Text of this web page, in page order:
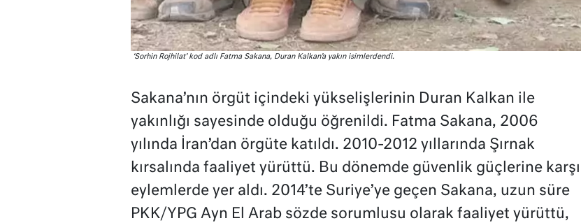
‘Sorhin Rojhilat’ kod adlı Fatma Sakana, Duran Kalkan’a yakın isimlerdendi.
Sakana’nın örgüt içindeki yükselişlerinin Duran Kalkan ile
yakınlığı sayesinde olduğu öğrenildi. Fatma Sakana, 2006
yılında İran’dan örgüte katıldı. 2010-2012 yıllarında Şırnak
kırsalında faaliyet yürüttü. Bu dönemde güvenlik güçlerine karşı
eylemlerde yer aldı. 2014’te Suriye’ye geçen Sakana, uzun süre
PKK/YPG Ayn El Arab sözde sorumlusu olarak faaliyet yürüttü,